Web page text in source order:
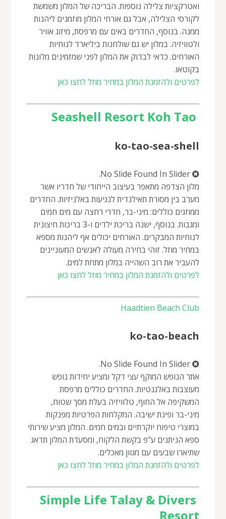
ואטרקציות צלילה נוספות. הבריכה של המלון משמשת
לקורסי הצלילה, אבל גם אורחי המלון מוזמנים ליהנות
ממנה. בנוסף, החדרים באים עם מרפסת, מיזוג אוויר
ולטוויזיה. במלון יש גם שולחנות ביליארד לנוחיות
האורחים. כדאי לבדוק את המלון לפני שמזמינים מלונות
בקוטאו.
לפרטים ולהזמנת המלון במחיר מוזל לחצו כאן
Seashell Resort Koh Tao
ko-tao-sea-shell
No Slide Found In Slider.
מלון הצדפה מתאפר בעיצוב הייחודי של חדריו אשר
מערב בין מסורת תאילנדית לנגיעות באלניזיות. החדרים
ממוזגים כוללים: מיני-בר, חדרי רחצה עם מים חמים
ומגבות. בנוסף, ישנה בריכת ילדים ו-3 בריכות חיצונית
לנוחיות המבקרים. האורחים יכולים אף ליהנות מספא
במחיר מוזל. זוהי בחירה מעולה לאנשים המעוניינים
להעביר את רוב השהייה במלון מתחת למים.
לפרטים ולהזמנת המלון במחיר מוזל לחצו כאן
Haadtien Beach Club
ko-tao-beach
No Slide Found In Slider.
אתר הנופש המוקף עצי דקל ומציע יחידות נופש
מעוצבות באלגנטיות. החדרים כוללים מרפסת
המשקיפה אל החוף, טלוויזיה בעלת מסך שטוח,
מיני-בר ופינת ישיבה. המקלחות הפרטיות מפנקות
במוצרי טיפוח יוקרתיים ובמים חמים. המלון מציע שירותי
ספא הניתנים ע"פ בקשת הלקוח, ומסעדת המלון תדאג
שתיארו שבעים עם מגוון מאכלים.
לפרטים ולהזמנת המלון במחיר מוזל לחצו כאן
Simple Life Talay & Divers
Resort